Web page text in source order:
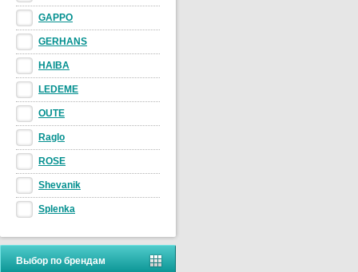
GAPPO
GERHANS
HAIBA
LEDEME
OUTE
Raglo
ROSE
Shevanik
Splenka
Выбор по брендам